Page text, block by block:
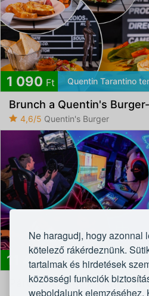
Ne haragudj, hogy azonnal
kötelező rákérdeznünk.
tartalmak és hirdetések
közösségi funkciók
weboldalunk elemzéséhez.
1 090 Ft Quentin Tarantino
Brunch a Quentin's
4,6/5 Quentin's Burger
11 490Ft Egyedülálló
Páros napijegy a